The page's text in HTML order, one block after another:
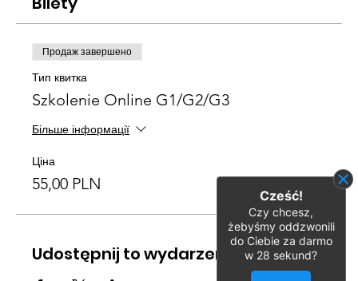
Продаж завершено
Тип квитка
Szkolenie Online G1/G2/G3
Більше інформації
Ціна
55,00 PLN
Udostępnij to wydarzenie
Cześć!
Czy chcesz,
żebyśmy oddzwonili
do Ciebie za darmo
w 28 sekund?